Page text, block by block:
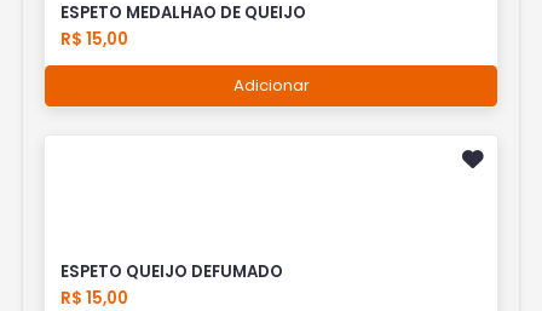
ESPETO MEDALHAO DE QUEIJO
R$ 15,00
Adicionar
ESPETO QUEIJO DEFUMADO
R$ 15,00